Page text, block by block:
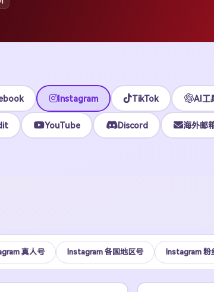
Instagram TikTok AI工
YouTube Discord 海外邮
真人号 Instagram 各国地区号 Instagram 粉